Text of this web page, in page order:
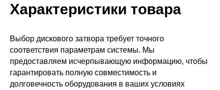
Характеристики товара
Выбор дискового затвора требует точного
соответствия параметрам системы. Мы
предоставляем исчерпывающую информацию, чтобы
гарантировать полную совместимость и
долговечность оборудования в ваших условиях